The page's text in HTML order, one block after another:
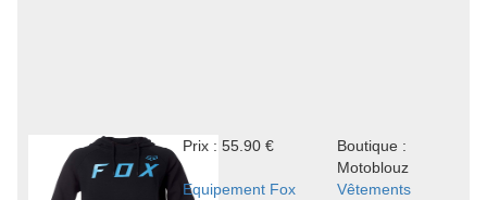
Prix : 55.90 €
Boutique :
Motoblouz
Equipement Fox
Vêtements